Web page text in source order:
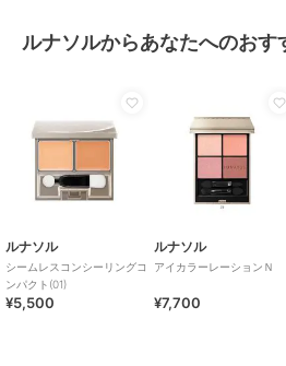
ルナソルからあなたへのおす
ルナソル
シームレスコンシーリングコ
ンパクト(01)
¥5,500
ルナソル
アイカラーレーションＮ
¥7,700